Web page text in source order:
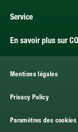
Service
En savoir plus sur
Mentions légales
Privacy Policy
Paramètres des cookies